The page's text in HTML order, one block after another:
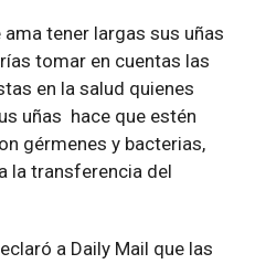
tener largas sus uñas
tomar en cuentas las
en la salud quienes
uñas hace que estén
gérmenes y bacterias,
la transferencia del
a Daily Mail que las